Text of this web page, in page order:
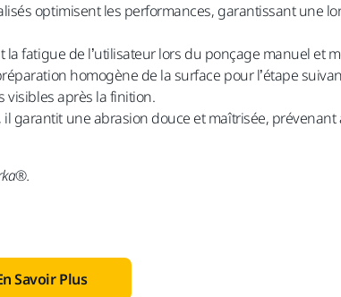
optimisent les performances, garantissant une
fatigue de l’utilisateur lors du ponçage manuel et
homogène de la surface pour l’étape
visibles après la finition.
garantit une abrasion douce et maîtrisée,
Savoir Plus